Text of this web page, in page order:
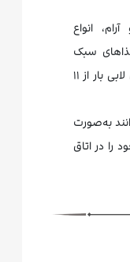
انواع
سبک
بین‌المللی سرو می‌شود. ساعت کاری لابی بار از ۱۱
به‌صورت
را در اتاق